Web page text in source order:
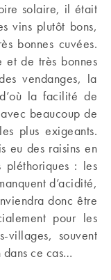
solaire, il était
vins plutôt bons,
bonnes cuvées.
et de très bonnes
vendanges, la
la facilité de
beaucoup de
plus exigeants.
eu des raisins en
pléthoriques : les
d’acidité,
donc être
pour les
villages, souvent
dans ce cas…